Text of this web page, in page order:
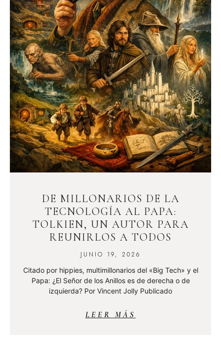
DE MILLONARIOS DE LA
TECNOLOGÍA AL PAPA:
TOLKIEN, UN AUTOR PARA
REUNIRLOS A TODOS
JUNIO 19, 2026
Citado por hippies, multimillonarios del «Big Tech» y el
Papa: ¿El Señor de los Anillos es de derecha o de
izquierda? Por Vincent Jolly Publicado
LEER MÁS